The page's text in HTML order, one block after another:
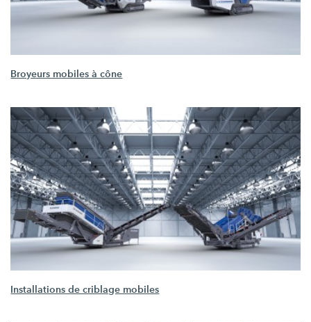
Broyeurs mobiles à cône
Installations de criblage mobiles